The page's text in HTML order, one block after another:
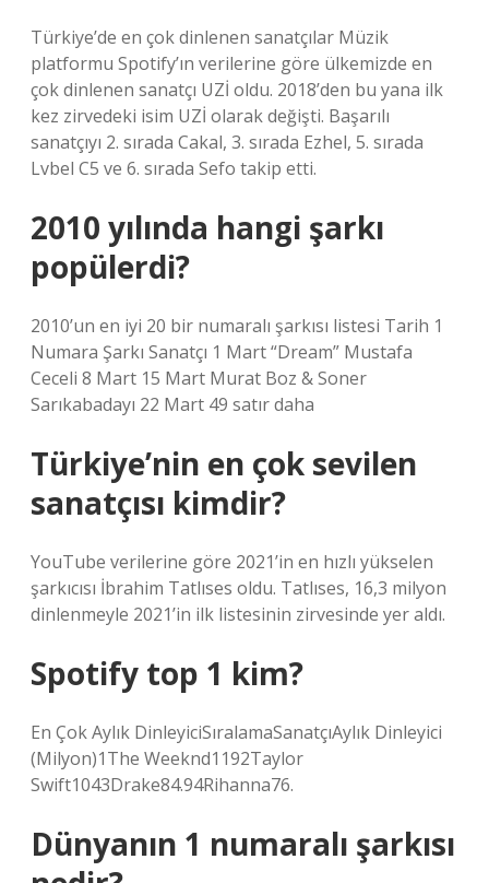
Türkiye’de en çok dinlenen sanatçılar Müzik
platformu Spotify’ın verilerine göre ülkemizde en
çok dinlenen sanatçı UZİ oldu. 2018’den bu yana ilk
kez zirvedeki isim UZİ olarak değişti. Başarılı
sanatçıyı 2. sırada Cakal, 3. sırada Ezhel, 5. sırada
Lvbel C5 ve 6. sırada Sefo takip etti.
2010 yılında hangi şarkı
popülerdi?
2010’un en iyi 20 bir numaralı şarkısı listesi Tarih 1
Numara Şarkı Sanatçı 1 Mart “Dream” Mustafa
Ceceli 8 Mart 15 Mart Murat Boz & Soner
Sarıkabadayı 22 Mart 49 satır daha
Türkiye’nin en çok sevilen
sanatçısı kimdir?
YouTube verilerine göre 2021’in en hızlı yükselen
şarkıcısı İbrahim Tatlıses oldu. Tatlıses, 16,3 milyon
dinlenmeyle 2021’in ilk listesinin zirvesinde yer aldı.
Spotify top 1 kim?
En Çok Aylık DinleyiciSıralamaSanatçıAylık Dinleyici
(Milyon)1The Weeknd1192Taylor
Swift1043Drake84.94Rihanna76.
Dünyanın 1 numaralı şarkısı